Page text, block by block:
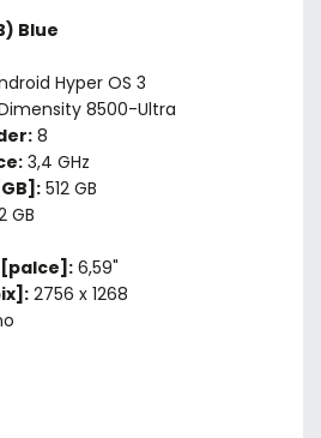
Blue
Hyper OS 3
8500-Ultra
8
3,4 GHz
512 GB
GB
6,59"
2756 x 1268